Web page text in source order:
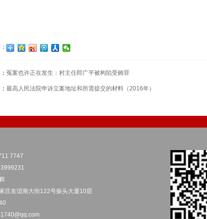
冤案也许正在发生：村主任郎广平被构陷受贿罪
最高人民法院申诉立案地址和所需提交的材料（2016年）
7747
庄友谊南大街122号振头大厦10层